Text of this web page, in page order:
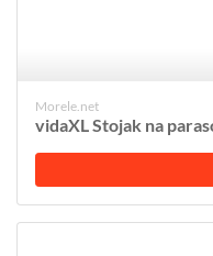
Morele.net
vidaXL Stojak na